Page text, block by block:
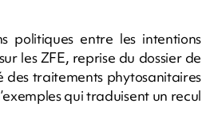
politiques entre les intentions
les ZFE, reprise du dossier de
des traitements phytosanitaires
qui traduisent un recul